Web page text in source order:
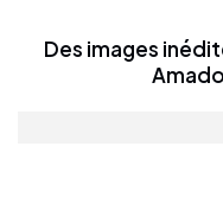
Des images